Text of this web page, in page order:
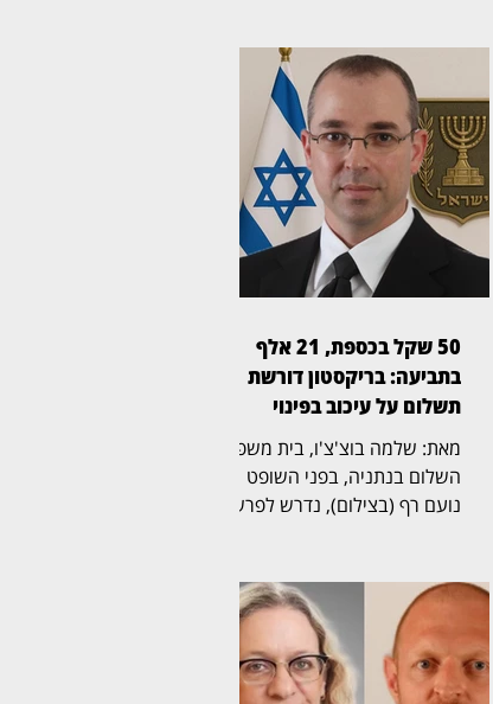
50 שקל בכספת, 21 אלף
בתביעה: בריקסטון דורשת
תשלום על עיכוב בפינוי
מאת: שלמה בוצ'צ'ו, בית משפט
השלום בנתניה, בפני השופט
נועם רף (בצילום), נדרש לפרשה
שטר בודד של 50 שקל,
והתגלגלה לשני הליכים משפטיים
נפרדים. בריקסטון כספות פעלה
תחילה לפינוי הכספת, ובהמשך